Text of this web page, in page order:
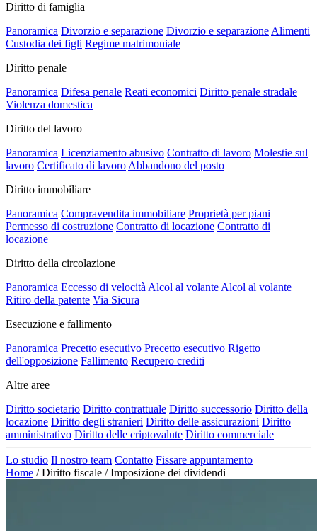
Diritto di famiglia
Panoramica Divorzio e separazione Divorzio e separazione Alimenti
Custodia dei figli Regime matrimoniale
Diritto penale
Panoramica Difesa penale Reati economici Diritto penale stradale
Violenza domestica
Diritto del lavoro
Panoramica Licenziamento abusivo Contratto di lavoro Molestie sul
lavoro Certificato di lavoro Abbandono del posto
Diritto immobiliare
Panoramica Compravendita immobiliare Proprietà per piani
Permesso di costruzione Contratto di locazione Contratto di
locazione
Diritto della circolazione
Panoramica Eccesso di velocità Alcol al volante Alcol al volante
Ritiro della patente Via Sicura
Esecuzione e fallimento
Panoramica Precetto esecutivo Precetto esecutivo Rigetto
dell'opposizione Fallimento Recupero crediti
Altre aree
Diritto societario Diritto contrattuale Diritto successorio Diritto della
locazione Diritto degli stranieri Diritto delle assicurazioni Diritto
amministrativo Diritto delle criptovalute Diritto commerciale
Lo studio Il nostro team Contatto Fissare appuntamento
Home / Diritto fiscale / Imposizione dei dividendi